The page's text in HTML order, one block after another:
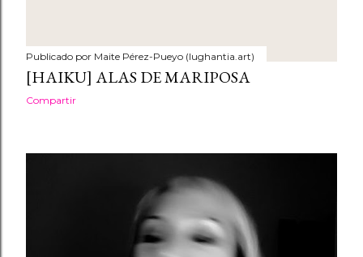
Publicado por Maite Pérez-Pueyo (lughantia.art)
[HAIKU] ALAS DE MARIPOSA
Compartir